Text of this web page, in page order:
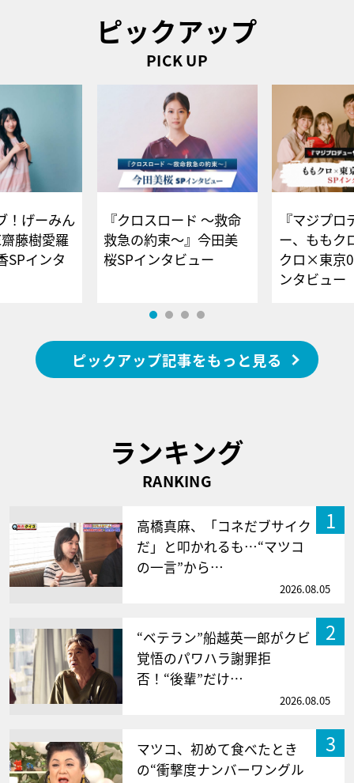
ピックアップ
PICK UP
！げーみん
藤樹愛羅
SPインタ
『クロスロード ～救命
救急の約束～』今田美
桜SPインタビュー
『マジプロ
ー、ももク
クロ×東京
ンタビュー
ピックアップ記事をもっと見る
ランキング
RANKING
1
高橋真麻、「コネだブサイク
だ」と叩かれるも…“マツコ
の一言”から…
2026.08.05
2
“ベテラン”船越英一郎がクビ
覚悟のパワハラ謝罪拒
否！“後輩”だけ…
2026.08.05
3
マツコ、初めて食べたとき
の“衝撃度ナンバーワングル